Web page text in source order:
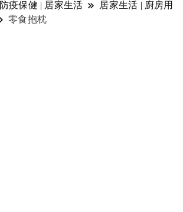
防疫保健 | 居家生活
居家生活 | 廚房用
零食抱枕